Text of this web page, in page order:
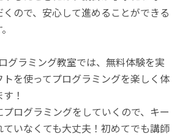
ので、安心して進めることができる
グラミング教室では、無料体験を実
を使ってプログラミングを楽しく体
！
ログラミングをしていくので、キー
いなくても大丈夫！初めてでも講師